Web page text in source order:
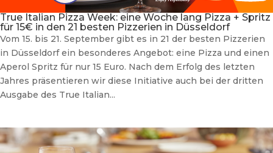
True Italian Pizza Week: eine Woche lang Pizza + Spritz
für 15€ in den 21 besten Pizzerien in Düsseldorf
Vom 15. bis 21. September gibt es in 21 der besten Pizzerien
in Düsseldorf ein besonderes Angebot: eine Pizza und einen
Aperol Spritz für nur 15 Euro. Nach dem Erfolg des letzten
Jahres präsentieren wir diese Initiative auch bei der dritten
Ausgabe des True Italian...